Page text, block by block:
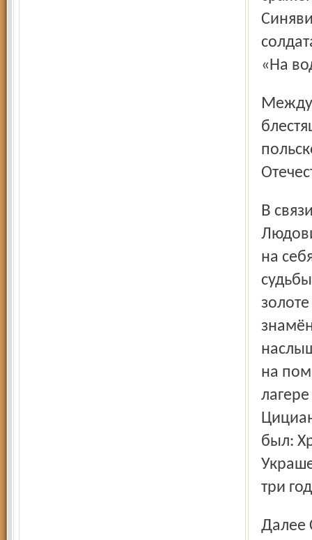
«На
Между тем началась война с Польшей. Тучков даёт
В связи с революцией во Франции и казнью на гильотине
на
на
был:
три
Далее Сергей Тучков пишет о своей грузинской кампании.